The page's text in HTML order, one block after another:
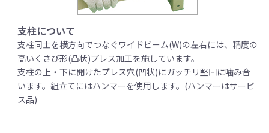
支柱について
支柱同士を横方向でつなぐワイドビーム(W)の左右には、精度の
高いくさび形(凸状)プレス加工を施しています。
支柱の上・下に開けたプレス穴(凹状)にガッチリ堅固に噛み合
います。組立てにはハンマーを使用します。(ハンマーはサービ
ス品)